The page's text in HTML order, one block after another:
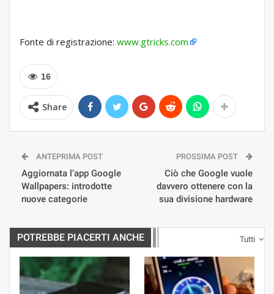
Fonte di registrazione: www.gtricks.com
16
Share
ANTEPRIMA POST
Aggiornata l’app Google
Wallpapers: introdotte
nuove categorie
PROSSIMA POST
Ciò che Google vuole
davvero ottenere con la
sua divisione hardware
Tutti
POTREBBE PIACERTI ANCHE